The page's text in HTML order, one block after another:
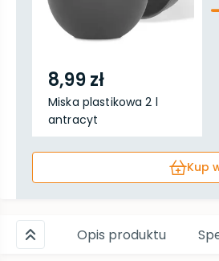
8,99 zł
Miska plastikowa 2 l
antracyt
Kup
Opis produktu